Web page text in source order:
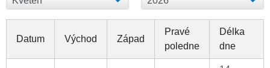
Datum Východ Západ
Pravé
poledne
Délka
dne